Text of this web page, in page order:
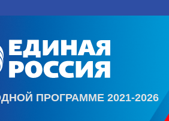
ПРОГРАММЕ 2021-2026